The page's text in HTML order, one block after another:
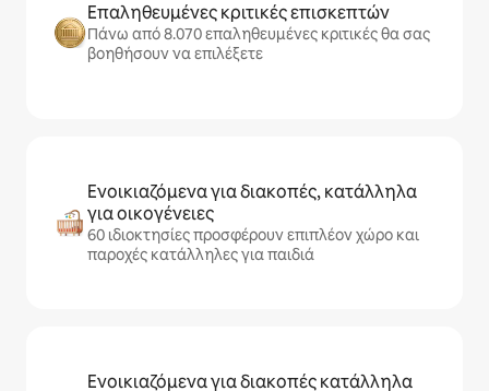
Επαληθευμένες κριτικές επισκεπτών
Πάνω από 8.070 επαληθευμένες κριτικές θα σας
βοηθήσουν να επιλέξετε
Ενοικιαζόμενα για διακοπές, κατάλληλα
για οικογένειες
60 ιδιοκτησίες προσφέρουν επιπλέον χώρο και
παροχές κατάλληλες για παιδιά
Ενοικιαζόμενα για διακοπές κατάλληλα